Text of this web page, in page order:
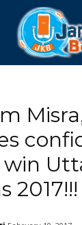
win
2017!!!